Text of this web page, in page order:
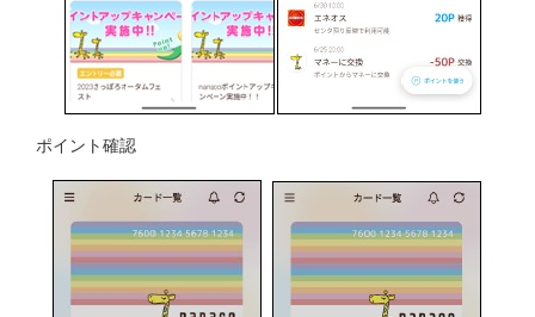
ポイント確認